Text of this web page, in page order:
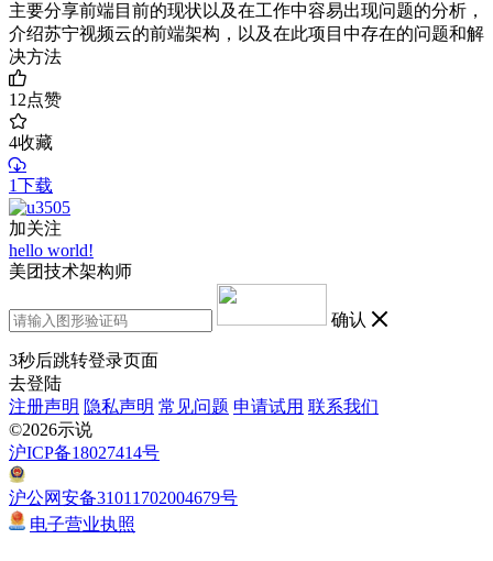
主要分享前端目前的现状以及在工作中容易出现问题的分析，
介绍苏宁视频云的前端架构，以及在此项目中存在的问题和解
决方法
12点赞
4收藏
1下载
加关注
hello world!
美团技术架构师
确认
3秒后跳转登录页面
去登陆
注册声明 隐私声明 常见问题 申请试用 联系我们
©2026示说
沪ICP备18027414号
沪公网安备31011702004679号
电子营业执照